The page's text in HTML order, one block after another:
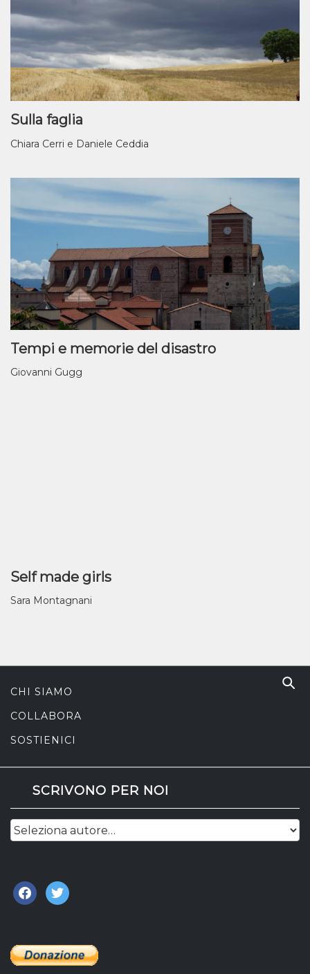
Sulla faglia
Chiara Cerri e Daniele Ceddia
Tempi e memorie del disastro
Giovanni Gugg
Self made girls
Sara Montagnani
CHI SIAMO
COLLABORA
SOSTIENICI
SCRIVONO PER NOI
facebook
twitter